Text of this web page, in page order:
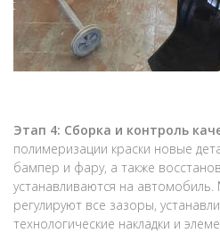
Этап 4: Сборка и контроль
полимеризации краски новые
бампер и фару, а также
устанавливаются на
регулируют все зазоры,
технологические накладки и